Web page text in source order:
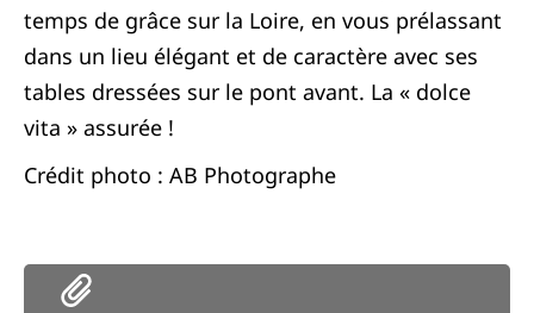
temps de grâce sur la Loire, en vous prélassant
dans un lieu élégant et de caractère avec ses
tables dressées sur le pont avant. La « dolce
vita » assurée !
Crédit photo : AB Photographe